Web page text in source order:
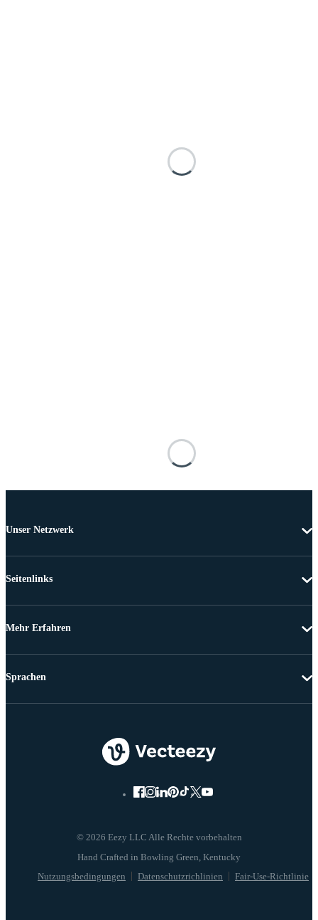
Unser Netzwerk
Seitenlinks
Mehr Erfahren
© 2026 Eezy LLC Alle Rechte vorbehalten
Nutzungsbedingungen Datenschutzrichlinien Fair-Use-Richtlinie
Sprachen